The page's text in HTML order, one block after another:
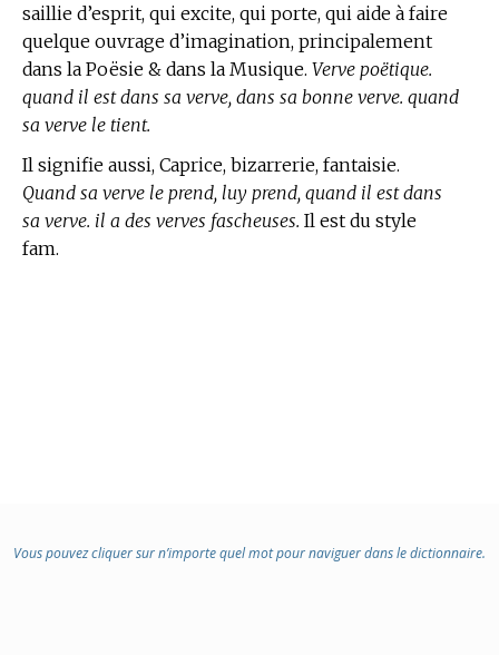
saillie d’esprit, qui excite, qui porte, qui aide à faire
quelque ouvrage d’imagination, principalement
dans la Poësie & dans la Musique. Verve poëtique.
quand il est dans sa verve, dans sa bonne verve. quand
sa verve le tient.
Il signifie aussi, Caprice, bizarrerie, fantaisie.
Quand sa verve le prend, luy prend, quand il est dans
sa verve. il a des verves fascheuses. Il est du style
fam.
Vous pouvez cliquer sur n’importe quel mot pour naviguer dans le dictionnaire.